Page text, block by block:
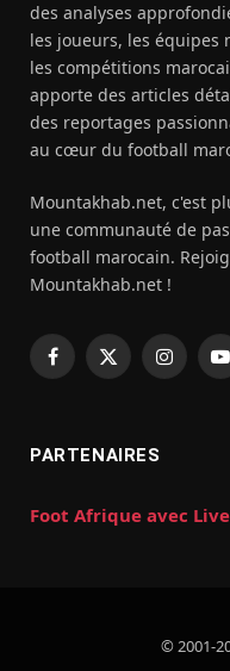
des analyses
les joueurs, les équipes
les compétitions
apporte des articles
des reportages
au cœur du football
Mountakhab.net, c'est
une communauté de
football marocain.
Mountakhab.net !
Facebook
X
PARTENAIRES
Foot Afrique avec
© 2001-